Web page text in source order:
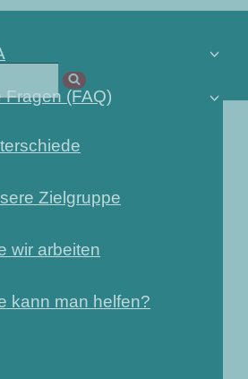
Fragen (FAQ)
Zielgruppe
wir arbeiten
kann man helfen?